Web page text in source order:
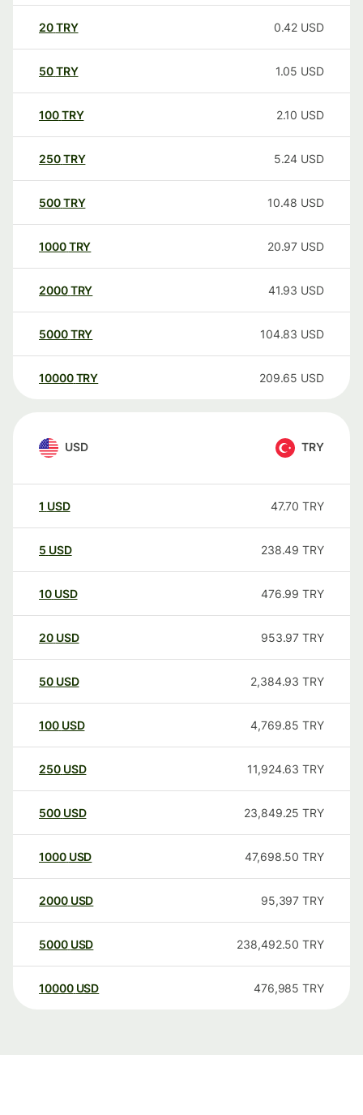
20TRY 0.42 USD
50TRY 1.05 USD
100TRY 2.10 USD
250TRY 5.24 USD
500TRY 10.48 USD
1000TRY 20.97 USD
2000TRY 41.93 USD
5000TRY 104.83 USD
10000 TRY 209.65 USD
USD TRY
1 USD 47.70 TRY
5 USD 238.49 TRY
10 USD 476.99 TRY
20 USD 953.97 TRY
50 USD 2,384.93 TRY
100 USD 4,769.85 TRY
250 USD 11,924.63 TRY
500 USD 23,849.25 TRY
1000 USD 47,698.50 TRY
2000 USD 95,397 TRY
5000 USD 238,492.50 TRY
10000 USD 476,985 TRY